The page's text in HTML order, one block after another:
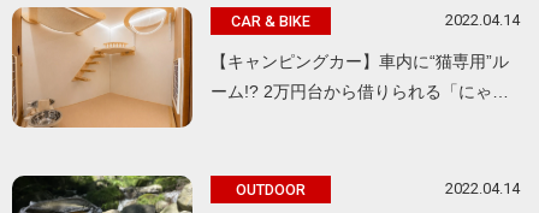
CAR & BIKE 2022.04.14
【キャンピングカー】車内に“猫専用”ル
ーム!? 2万円台から借りられる「にゃ…
OUTDOOR 2022.04.14